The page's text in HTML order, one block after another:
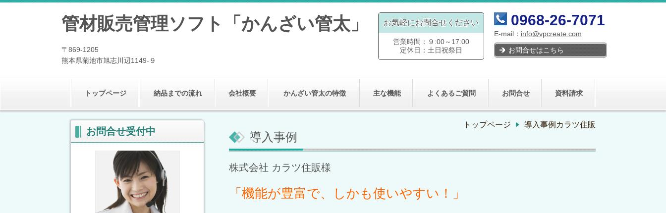
管材販売管理ソフト「かんざい管太」
〒869-1205
熊本県菊池市旭志川辺1149-９
お気軽にお問合せください
営業時間：９:00～17:00
定休日：土日祝祭日
0968-26-7071
E-mail： info@vpcreate.com
お問合せはこちら
トップページ 納品までの流れ 会社概要 かんざい管太の特徴 主な機能 よくあるご質問 お問合せ 資料請求
トップページ 導入事例カラツ住販
導入事例
株式会社 カラツ住販様
「機能が豊富で、しかも使いやすい！」
お問合せ受付中